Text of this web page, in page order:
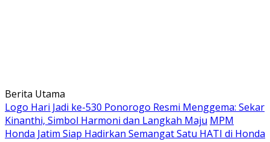
Langsung
ke
konten
Berita Utama
Logo Hari Jadi ke-530 Ponorogo Resmi Menggema: Sekar
Kinanthi, Simbol Harmoni dan Langkah Maju MPM
Honda Jatim Siap Hadirkan Semangat Satu HATI di Honda